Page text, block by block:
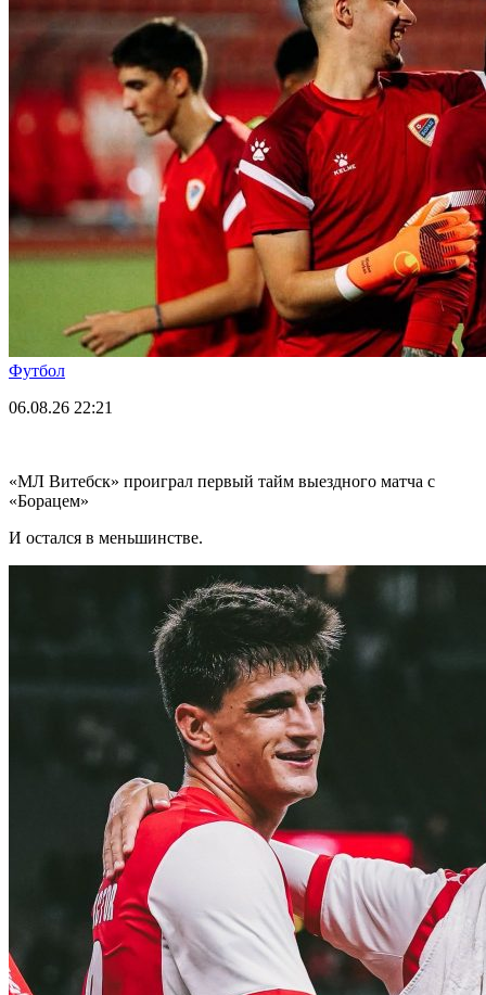
Футбол
06.08.26 22:21
«МЛ Витебск» проиграл первый тайм выездного матча с
«Борацем»
И остался в меньшинстве.